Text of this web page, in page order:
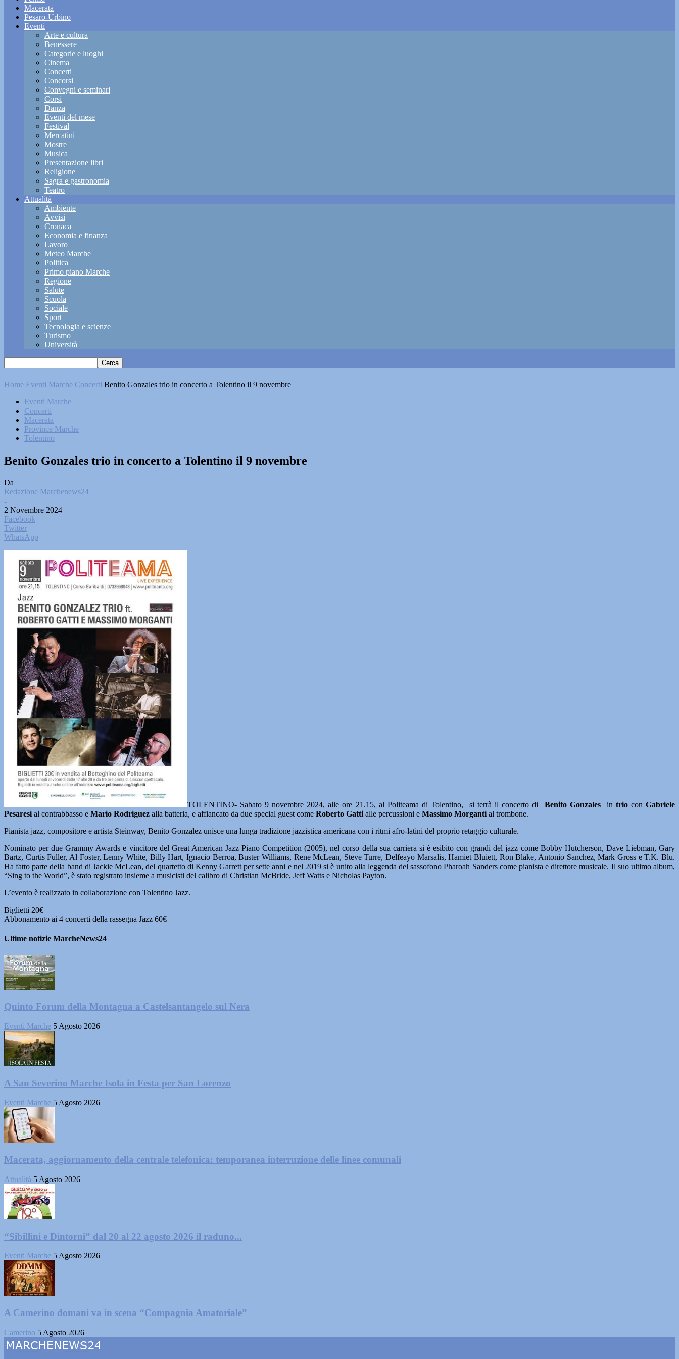
Macerata
Pesaro-Urbino
Eventi
Arte e cultura
Benessere
Categorie e luoghi
Cinema
Concerti
Concorsi
Convegni e seminari
Corsi
Danza
Eventi del mese
Festival
Mercatini
Mostre
Musica
Presentazione libri
Religione
Sagra e gastronomia
Teatro
Attualità
Ambiente
Avvisi
Cronaca
Economia e finanza
Lavoro
Meteo Marche
Politica
Primo piano Marche
Regione
Salute
Scuola
Sociale
Sport
Tecnologia e scienze
Turismo
Università
Home Eventi Marche Concerti Benito Gonzales trio in concerto a Tolentino il 9 novembre
Eventi Marche
Concerti
Macerata
Province Marche
Tolentino
Benito Gonzales trio in concerto a Tolentino il 9 novembre
Da
Redazione Marchenews24
-
2 Novembre 2024
Facebook
Twitter
WhatsApp
TOLENTINO- Sabato 9 novembre 2024, alle ore 21.15, al Politeama di Tolentino, si terrà il concerto di Benito Gonzalesin trioconGabriele
Pesaresi al contrabbasso e Mario Rodriguez alla batteria, e affiancato da due special guest come Roberto Gatti alle percussioni e Massimo Morganti al trombone.
Pianista jazz, compositore e artista Steinway, Benito Gonzalez unisce una lunga tradizione jazzistica americana con i ritmi afro-latini del proprio retaggio culturale.
Nominato per due Grammy Awards e vincitore del Great American Jazz Piano Competition (2005), nel corso della sua carriera si è esibito con grandi del jazz come Bobby Hutcherson, Dave Liebman, Gary
Bartz, Curtis Fuller, Al Foster, Lenny White, Billy Hart, Ignacio Berroa, Buster Williams, Rene McLean, Steve Turre, Delfeayo Marsalis, Hamiet Bluiett, Ron Blake, Antonio Sanchez, Mark Gross e T.K. Blu.
Ha fatto parte della band di Jackie McLean, del quartetto di Kenny Garrett per sette anni e nel 2019 si è unito alla leggenda del sassofono Pharoah Sanders come pianista e direttore musicale. Il suo ultimo album,
“Sing to the World”, è stato registrato insieme a musicisti del calibro di Christian McBride, Jeff Watts e Nicholas Payton.
L’evento è realizzato in collaborazione con Tolentino Jazz.
Biglietti 20€
Abbonamento ai 4 concerti della rassegna Jazz 60€
Ultime notizie MarcheNews24
Quinto Forum della Montagna a Castelsantangelo sul Nera
Eventi Marche 5 Agosto 2026
A San Severino Marche Isola in Festa per San Lorenzo
Eventi Marche 5 Agosto 2026
Macerata, aggiornamento della centrale telefonica: temporanea interruzione delle linee comunali
Attualità 5 Agosto 2026
“Sibillini e Dintorni” dal 20 al 22 agosto 2026 il raduno...
Eventi Marche 5 Agosto 2026
A Camerino domani va in scena “Compagnia Amatoriale”
Camerino 5 Agosto 2026